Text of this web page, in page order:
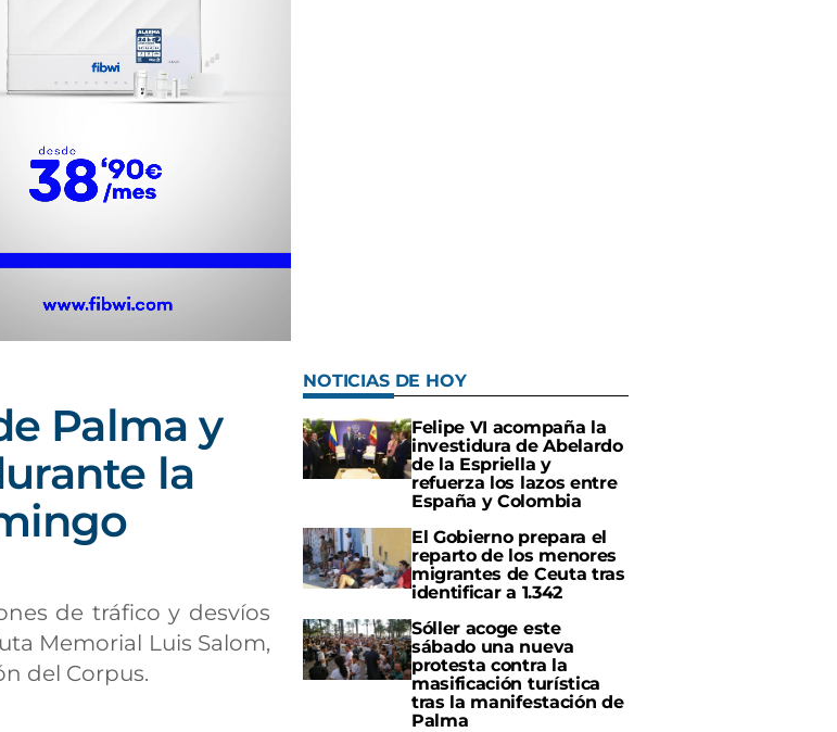
Palma y
la
de tráfico y desvíos
Memorial Luis Salom,
del Corpus.
NOTICIAS DE HOY
Felipe VI acompaña la
investidura de Abelardo
de la Espriella y
refuerza los lazos entre
España y Colombia
El Gobierno prepara el
reparto de los menores
migrantes de Ceuta tras
identificar a 1.342
Sóller acoge este
sábado una nueva
protesta contra la
masificación turística
tras la manifestación de
Palma